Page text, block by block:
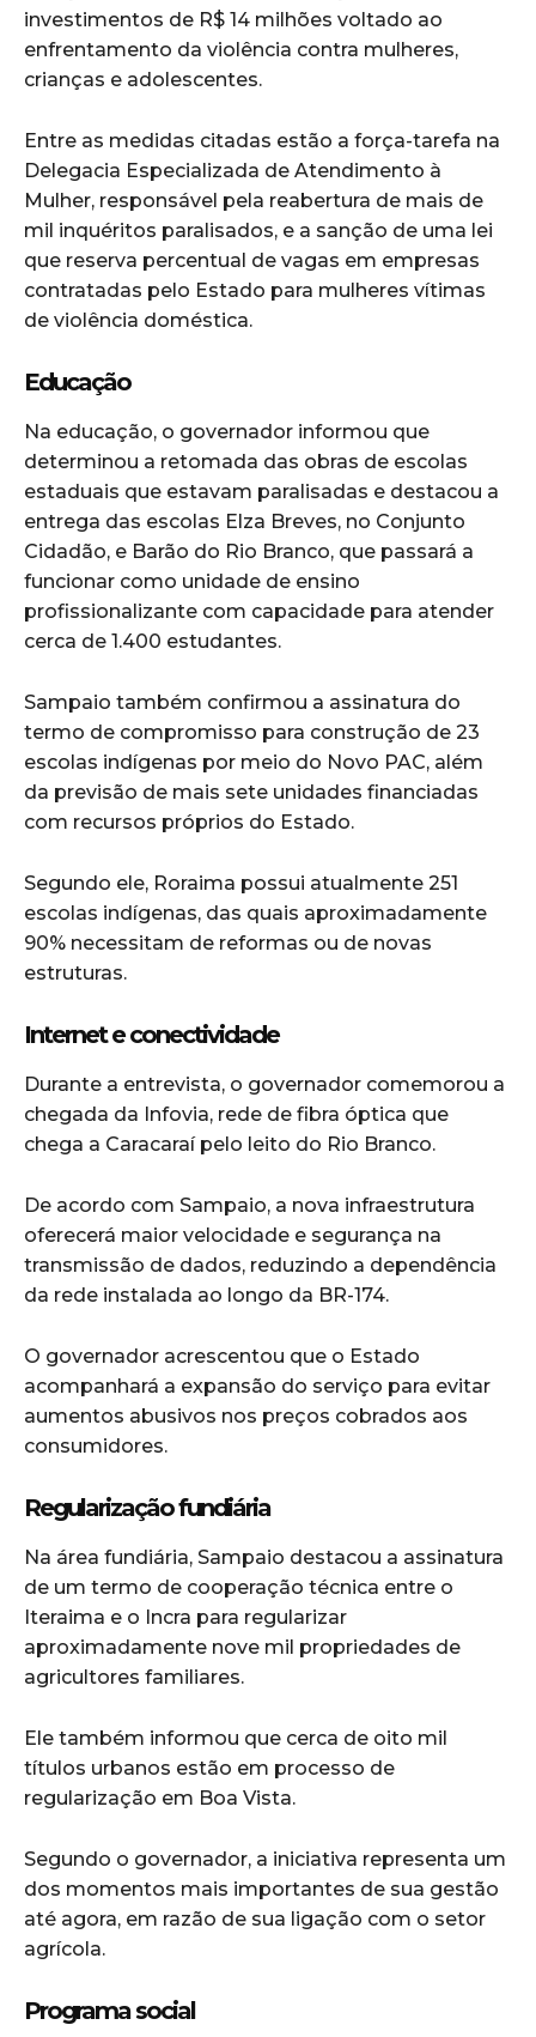
investimentos de R$ 14 milhões voltado ao
enfrentamento da violência contra mulheres,
crianças e adolescentes.
Entre as medidas citadas estão a força-tarefa na
Delegacia Especializada de Atendimento à
Mulher, responsável pela reabertura de mais de
mil inquéritos paralisados, e a sanção de uma lei
que reserva percentual de vagas em empresas
contratadas pelo Estado para mulheres vítimas
de violência doméstica.
Educação
Na educação, o governador informou que
determinou a retomada das obras de escolas
estaduais que estavam paralisadas e destacou a
entrega das escolas Elza Breves, no Conjunto
Cidadão, e Barão do Rio Branco, que passará a
funcionar como unidade de ensino
profissionalizante com capacidade para atender
cerca de 1.400 estudantes.
Sampaio também confirmou a assinatura do
termo de compromisso para construção de 23
escolas indígenas por meio do Novo PAC, além
da previsão de mais sete unidades financiadas
com recursos próprios do Estado.
Segundo ele, Roraima possui atualmente 251
escolas indígenas, das quais aproximadamente
90% necessitam de reformas ou de novas
estruturas.
Internet e conectividade
Durante a entrevista, o governador comemorou a
chegada da Infovia, rede de fibra óptica que
chega a Caracaraí pelo leito do Rio Branco.
De acordo com Sampaio, a nova infraestrutura
oferecerá maior velocidade e segurança na
transmissão de dados, reduzindo a dependência
da rede instalada ao longo da BR-174.
O governador acrescentou que o Estado
acompanhará a expansão do serviço para evitar
aumentos abusivos nos preços cobrados aos
consumidores.
Regularização fundiária
Na área fundiária, Sampaio destacou a assinatura
de um termo de cooperação técnica entre o
Iteraima e o Incra para regularizar
aproximadamente nove mil propriedades de
agricultores familiares.
Ele também informou que cerca de oito mil
títulos urbanos estão em processo de
regularização em Boa Vista.
Segundo o governador, a iniciativa representa um
dos momentos mais importantes de sua gestão
até agora, em razão de sua ligação com o setor
agrícola.
Programa social